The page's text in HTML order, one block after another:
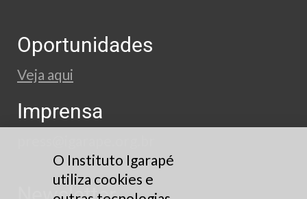
Oportunidades
Veja aqui
Imprensa
O Instituto Igarapé
utiliza cookies e